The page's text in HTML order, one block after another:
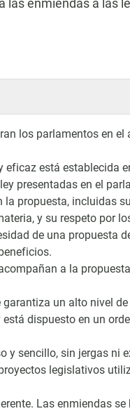
enmiendas a las
los parlamentos en el
eficaz está establecida
presentadas en el
propuesta, incluidas
y su respeto por
de una propuesta
a la
un alto nivel
dispuesto en un
y sencillo, sin jergas ni
legislativos
Las enmiendas